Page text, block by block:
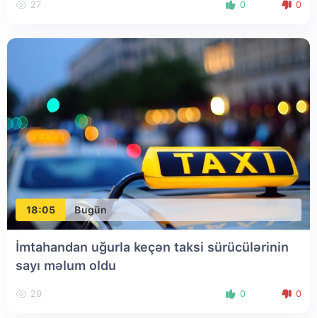
27 0 0
18:05 Bugün
İmtahandan uğurla keçən taksi sürücülərinin
sayı məlum oldu
29 0 0